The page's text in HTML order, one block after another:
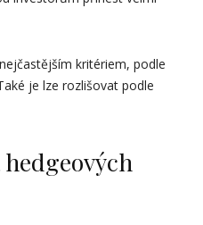
kritériem, podle
je lze rozlišovat podle